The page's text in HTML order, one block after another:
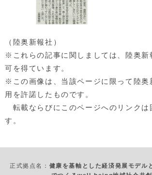
（陸奥新報社）
※これらの記事に関しましては、陸奥新
可を得ています。
※この画像は、当該ページに限って陸奥
用を許諾したものです。
転載ならびにこのページへのリンクは
す。
正式拠点名： 健康を基軸とした経済発展モデル